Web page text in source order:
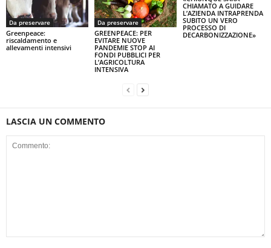
Da preservare
Greenpeace:
riscaldamento e
allevamenti intensivi
Da preservare
GREENPEACE: PER
EVITARE NUOVE
PANDEMIE STOP AI
FONDI PUBBLICI PER
L’AGRICOLTURA
INTENSIVA
CHIAMATO A GUIDARE
L’AZIENDA INTRAPRENDA
SUBITO UN VERO
PROCESSO DI
DECARBONIZZAZIONE»
LASCIA UN COMMENTO